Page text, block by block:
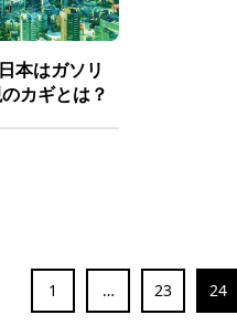
本はガソリ
カギとは？
1 … 23 24